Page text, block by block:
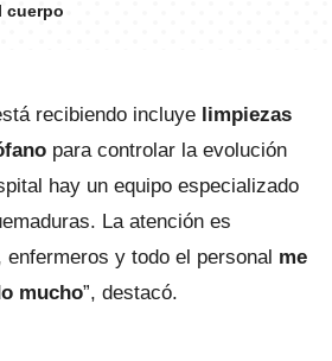
cuerpo
recibiendo incluye limpiezas
para controlar la evolución
hay un equipo especializado
La atención es
y todo el personal me
mucho”, destacó.